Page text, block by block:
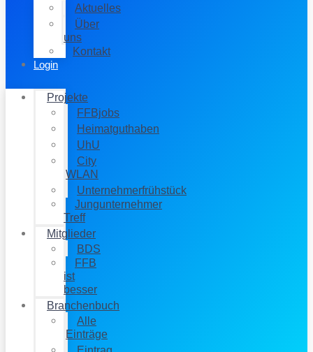
Aktuelles
Über
uns
Kontakt
Login
Projekte
FFBjobs
Heimatguthaben
UhU
City
WLAN
Unternehmerfrühstück
Jungunternehmer
Treff
Mitglieder
BDS
FFB
ist
besser
Branchenbuch
Alle
Einträge